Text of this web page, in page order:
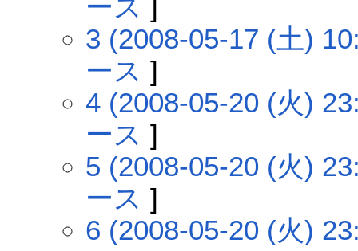
ース ]
3 (2008-05-17 (土)
ース ]
4 (2008-05-20 (火)
ース ]
5 (2008-05-20 (火)
ース ]
6 (2008-05-20 (火)